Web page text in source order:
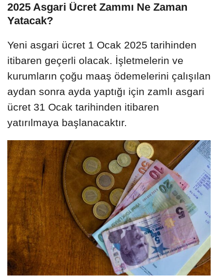
2025 Asgari Ücret Zammı Ne Zaman
Yatacak?
Yeni asgari ücret 1 Ocak 2025 tarihinden
itibaren geçerli olacak. İşletmelerin ve
kurumların çoğu maaş ödemelerini çalışılan
aydan sonra ayda yaptığı için zamlı asgari
ücret 31 Ocak tarihinden itibaren
yatırılmaya başlanacaktır.